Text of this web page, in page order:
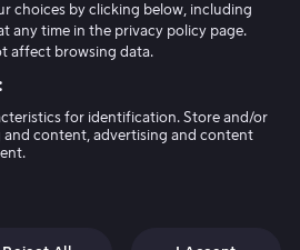
choices by clicking below, including
any time in the privacy policy page.
affect browsing data.
for identification. Store and/or
and content, advertising and content